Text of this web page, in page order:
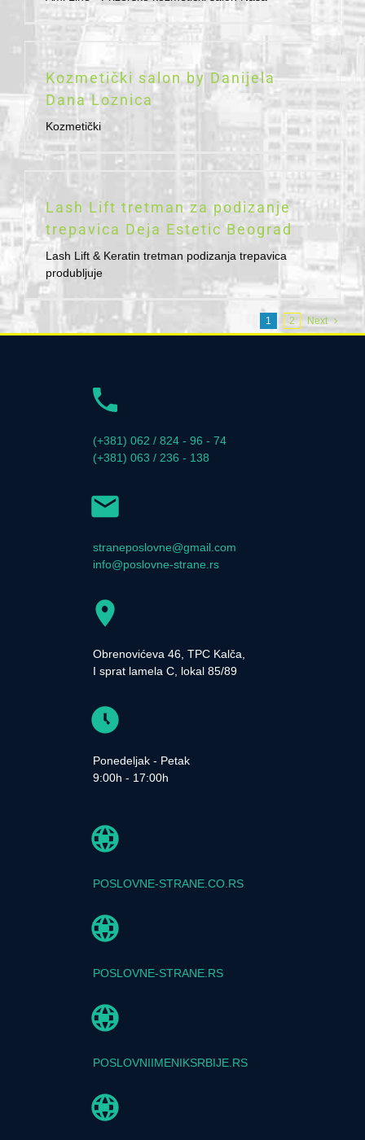
Kozmetički salon by Danijela
Dana Loznica
Kozmetički
Lash Lift tretman za podizanje
trepavica Deja Estetic Beograd
Lash Lift & Keratin tretman podizanja trepavica
produbljuje
1 2 Next
(+381) 062 / 824 - 96 - 74
(+381) 063 / 236 - 138
straneposlovne@gmail.com
info@poslovne-strane.rs
Obrenovićeva 46, TPC Kalča,
I sprat lamela C, lokal 85/89
Ponedeljak - Petak
9:00h - 17:00h
POSLOVNE-STRANE.CO.RS
POSLOVNE-STRANE.RS
POSLOVNIIMENIKSRBIJE.RS